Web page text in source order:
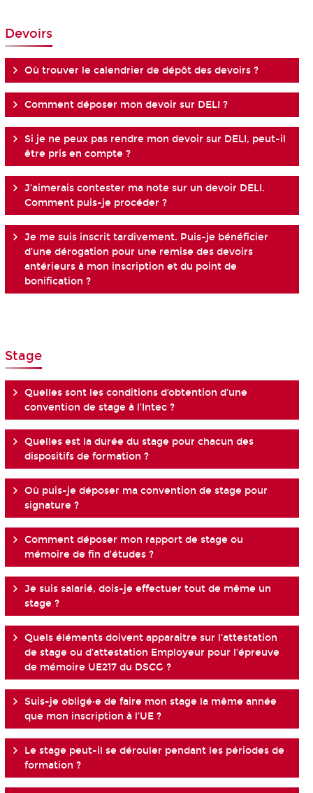
Devoirs
Où trouver le calendrier de dépôt des devoirs ?
Comment déposer mon devoir sur DELI ?
Si je ne peux pas rendre mon devoir sur DELI, peut-il
être pris en compte ?
J’aimerais contester ma note sur un devoir DELI.
Comment puis-je procéder ?
Je me suis inscrit tardivement. Puis-je bénéficier
d’une dérogation pour une remise des devoirs
antérieurs à mon inscription et du point de
bonification ?
Stage
Quelles sont les conditions d’obtention d’une
convention de stage à l’Intec ?
Quelles est la durée du stage pour chacun des
dispositifs de formation ?
Où puis-je déposer ma convention de stage pour
signature ?
Comment déposer mon rapport de stage ou
mémoire de fin d’études ?
Je suis salarié, dois-je effectuer tout de même un
stage ?
Quels éléments doivent apparaitre sur l’attestation
de stage ou d’attestation Employeur pour l’épreuve
de mémoire UE217 du DSCG ?
Suis-je obligé·e de faire mon stage la même année
que mon inscription à l’UE ?
Le stage peut-il se dérouler pendant les périodes de
formation ?